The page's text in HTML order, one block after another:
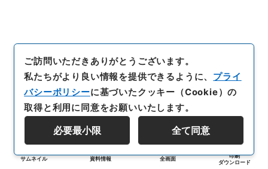
サムネイル 資料情報 全画面
印刷
ダウンロード
ご訪問いただきありがとうございます。
私たちがより良い情報を提供できるように、 プライ
バシーポリシーに基づいたクッキー（Cookie）の
取得と利用に同意をお願いいたします。
必要最小限 全て同意